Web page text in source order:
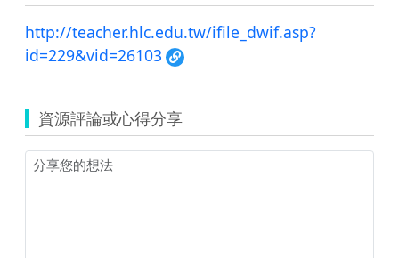
http://teacher.hlc.edu.tw/ifile_dwif.asp?
id=229&vid=26103
資源評論或心得分享